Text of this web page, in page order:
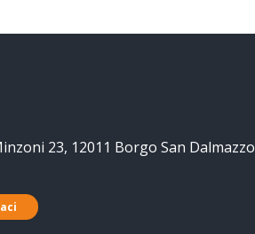
23, 12011 Borgo San Dalmazzo